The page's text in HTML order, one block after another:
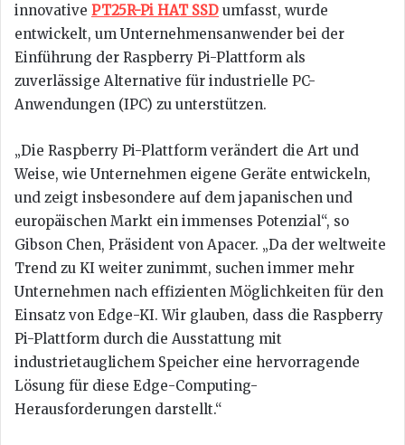
innovative PT25R-Pi HAT SSD umfasst, wurde
entwickelt, um Unternehmensanwender bei der
Einführung der Raspberry Pi-Plattform als
zuverlässige Alternative für industrielle PC-
Anwendungen (IPC) zu unterstützen.
„Die Raspberry Pi-Plattform verändert die Art und
Weise, wie Unternehmen eigene Geräte entwickeln,
und zeigt insbesondere auf dem japanischen und
europäischen Markt ein immenses Potenzial“, so
Gibson Chen, Präsident von Apacer. „Da der weltweite
Trend zu KI weiter zunimmt, suchen immer mehr
Unternehmen nach effizienten Möglichkeiten für den
Einsatz von Edge-KI. Wir glauben, dass die Raspberry
Pi-Plattform durch die Ausstattung mit
industrietauglichem Speicher eine hervorragende
Lösung für diese Edge-Computing-
Herausforderungen darstellt.“